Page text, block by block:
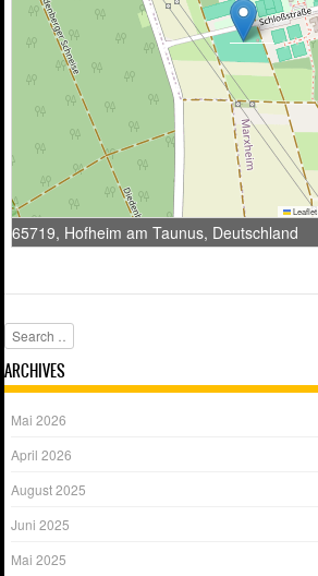
Leaflet
65719, Hofheim am Taunus, Deutschland
Search
ARCHIVES
Mai 2026
April 2026
August 2025
Juni 2025
Mai 2025